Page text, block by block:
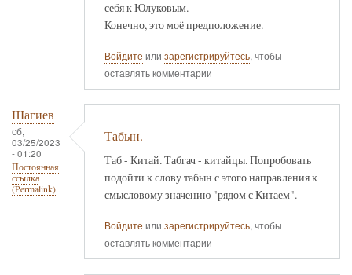
себя к Юлуковым.
Конечно, это моё предположение.
Войдите или зарегистрируйтесь, чтобы
оставлять комментарии
Шагиев
сб,
03/25/2023
- 01:20
Постоянная
ссылка
(Permalink)
Табын.
Таб - Китай. Табгач - китайцы. Попробовать
подойти к слову табын с этого направления к
смысловому значению "рядом с Китаем".
Войдите или зарегистрируйтесь, чтобы
оставлять комментарии